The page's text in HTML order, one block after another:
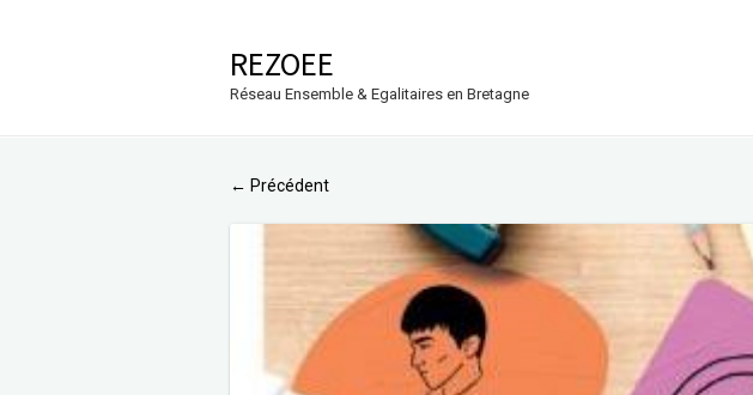
REZOEE
Réseau Ensemble & Egalitaires en Bretagne
← Précédent